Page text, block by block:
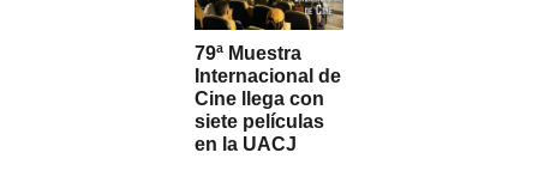
79ª Muestra
Internacional de
Cine llega con
siete películas
en la UACJ